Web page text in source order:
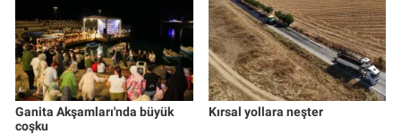
Ganita Akşamları'nda büyük
coşku
Kırsal yollara neşter